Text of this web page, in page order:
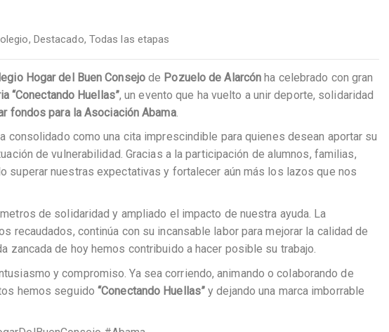
, Destacado, Todas las etapas
Hogar del Buen Consejode Pozuelo de Alarcón ha celebrado con gran
“Conectando Huellas”, un evento que ha vuelto a unir deporte, solidaridad
fondos para la Asociación Abama.
consolidado como una cita imprescindible para quienes desean aportar su
de vulnerabilidad. Gracias a la participación de alumnos, familias,
superar nuestras expectativas y fortalecer aún más los lazos que nos
de solidaridad y ampliado el impacto de nuestra ayuda. La
recaudados, continúa con su incansable labor para mejorar la calidad de
zancada de hoy hemos contribuido a hacer posible su trabajo.
y compromiso. Ya sea corriendo, animando o colaborando de
hemos seguido“Conectando Huellas” y dejando una marca imborrable